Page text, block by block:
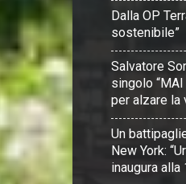
Dalla OP
sostenibile”
Salvatore
singolo
per alzare la
Un
New York:
inaugura